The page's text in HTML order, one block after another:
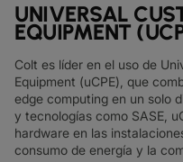
UNIVERSAL
EQUIPMENT
Colt es líder en el uso de
Equipment (uCPE), que
edge computing en un solo
y tecnologías como SASE,
hardware en las
consumo de energía y la